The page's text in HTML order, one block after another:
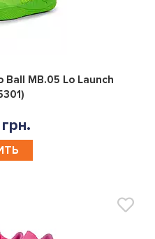
0
Ball MB.05 Lo Launch